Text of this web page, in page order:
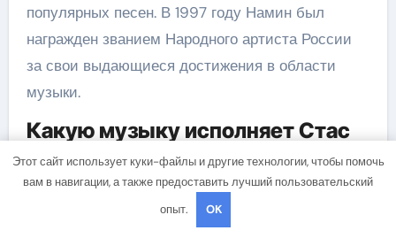
популярных песен. В 1997 году Намин был
награжден званием Народного артиста России
за свои выдающиеся достижения в области
музыки.
Какую музыку исполняет Стас
Намин?
Стас Намин исполняет различные стили
музыки. В начале своей карьеры он играл рок-н-
Этот сайт использует куки-файлы и другие технологии, чтобы помочь
вам в навигации, а также предоставить лучший пользовательский
опыт.
OK